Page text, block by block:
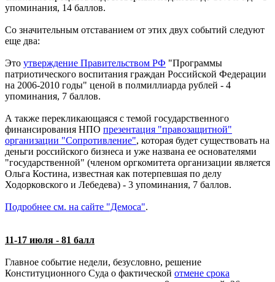
упоминания, 14 баллов.
Со значительным отставанием от этих двух событий следуют
еще два:
Это утверждение Правительством РФ "Программы
патриотического воспитания граждан Российской Федерации
на 2006-2010 годы" ценой в полмиллиарда рублей - 4
упоминания, 7 баллов.
А также перекликающаяся с темой государственного
финансирования НПО презентация "правозащитной"
организации "Сопротивление", которая будет существовать на
деньги российского бизнеса и уже названа ее основателями
"государственной" (членом оргкомитета организации является
Ольга Костина, известная как потерпевшая по делу
Ходорковского и Лебедева) - 3 упоминания, 7 баллов.
Подробнее см. на сайте "Демоса".
11-17 июля - 81 балл
Главное событие недели, безусловно, решение
Конституционного Суда о фактической отмене срока